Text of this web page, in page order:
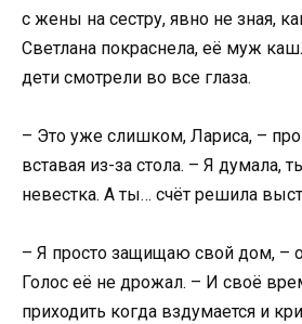
с жены на сестру, явно не зная,
Светлана покраснела, её муж
дети смотрели во все глаза.
– Это уже слишком, Лариса, –
вставая из-за стола. – Я думала,
невестка. А ты… счёт решила
– Я просто защищаю свой дом, –
Голос её не дрожал. – И своё
приходить когда вздумается и